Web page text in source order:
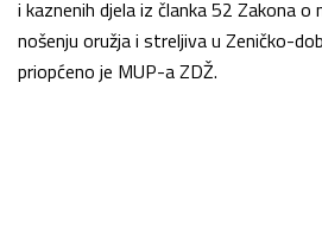
i kaznenih djela iz članka 52 Zakona o
nošenju oružja i streljiva u Zeničko-
priopćeno je MUP-a ZDŽ.